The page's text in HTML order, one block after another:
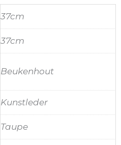
37cm
37cm
Beukenhout
Kunstleder
Taupe